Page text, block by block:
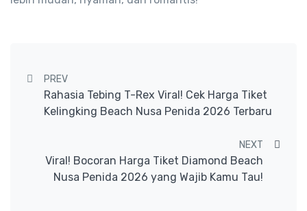
Post navigation
PREV
Rahasia Tebing T-Rex Viral! Cek Harga Tiket
Kelingking Beach Nusa Penida 2026 Terbaru
NEXT
Viral! Bocoran Harga Tiket Diamond Beach
Nusa Penida 2026 yang Wajib Kamu Tau!